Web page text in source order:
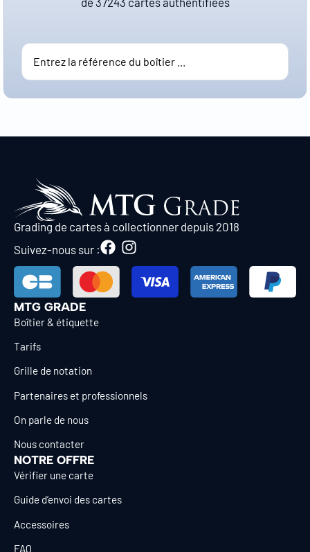
Grading de cartes à collectionner depuis 2018
Suivez-nous sur :
MTG GRADE
Boîtier & étiquette
Tarifs
Grille de notation
Partenaires et professionnels
On parle de nous
Nous contacter
NOTRE OFFRE
Vérifier une carte
Guide d’envoi des cartes
Accessoires
FAQ